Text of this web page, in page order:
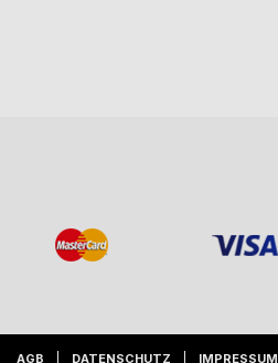
AGB DATENSCHUTZ IMPRESSUM